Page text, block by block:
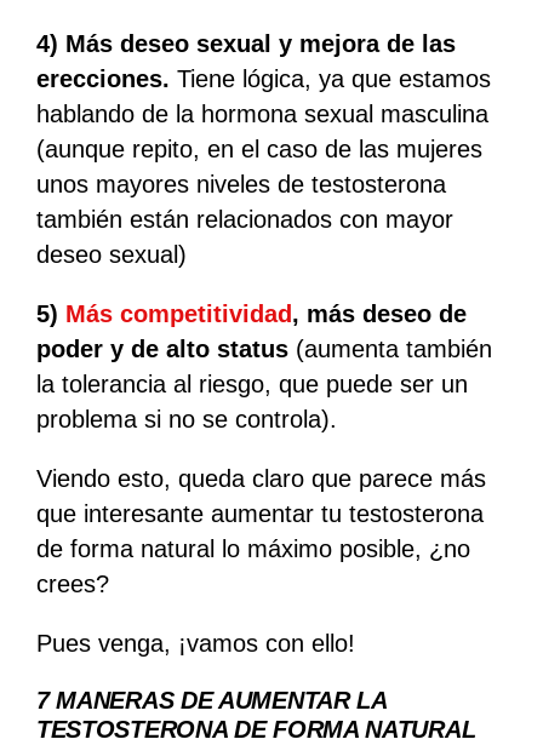
4) Más deseo sexual y mejora de las
erecciones. Tiene lógica, ya que estamos
hablando de la hormona sexual masculina
(aunque repito, en el caso de las mujeres
unos mayores niveles de testosterona
también están relacionados con mayor
deseo sexual)
5) Más competitividad , más deseo de
poder y de alto status(aumenta también
la tolerancia al riesgo, que puede ser un
problema si no se controla).
Viendo esto, queda claro que parece más
que interesante aumentar tu testosterona
de forma natural lo máximo posible, ¿no
crees?
Pues venga, ¡vamos con ello!
7 MANERAS DE AUMENTAR LA
TESTOSTERONA DE FORMA NATURAL